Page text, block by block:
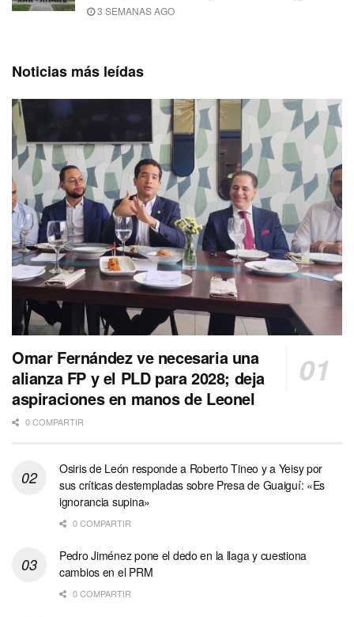
3 SEMANAS AGO
Noticias más leídas
Omar Fernández ve necesaria una
alianza FP y el PLD para 2028; deja
aspiraciones en manos de Leonel
0 COMPARTIR
Osiris de León responde a Roberto Tineo y a Yeisy por
sus críticas destempladas sobre Presa de Guaiguí: «Es
ignorancia supina»
0 COMPARTIR
Pedro Jiménez pone el dedo en la llaga y cuestiona
cambios en el PRM
0 COMPARTIR